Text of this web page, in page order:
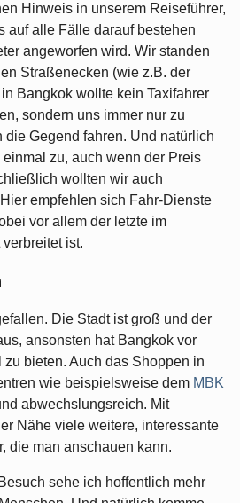
Hinweis in unserem Reiseführer,
auf alle Fälle darauf bestehen
angeworfen wird. Wir standen
Straßenecken (wie z.B. der
Bangkok wollte kein Taxifahrer
sondern uns immer nur zu
die Gegend fahren. Und natürlich
zu, auch wenn der Preis
wollten wir auch
empfehlen sich Fahr-Dienste
vor allem der letzte im
ist.
Die Stadt ist groß und der
ansonsten hat Bangkok vor
bieten. Auch das Shoppen in
wie beispielsweise dem MBK
abwechslungsreich. Mit
Nähe viele weitere, interessante
die man anschauen kann.
sehe ich hoffentlich mehr